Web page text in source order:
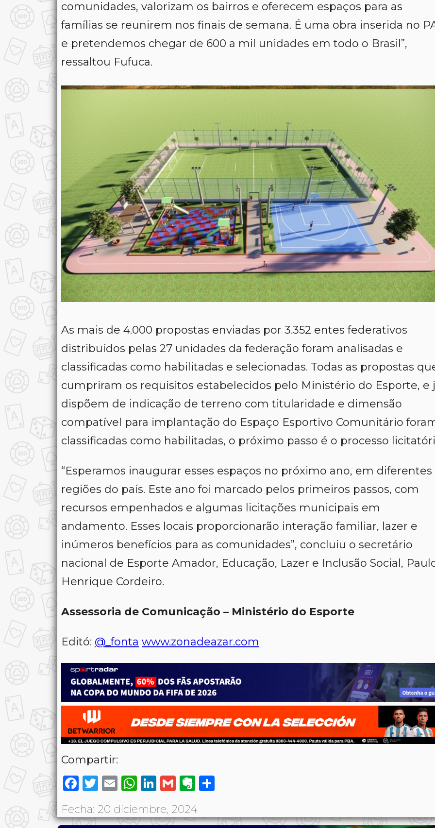
comunidades, valorizam os bairros e oferecem espaços para as
famílias se reunirem nos finais de semana. É uma obra inserida no
e pretendemos chegar de 600 a mil unidades em todo o Brasil”,
ressaltou Fufuca.
As mais de 4.000 propostas enviadas por 3.352 entes federativos
distribuídos pelas 27 unidades da federação foram analisadas e
classificadas como habilitadas e selecionadas. Todas as propostas
cumpriram os requisitos estabelecidos pelo Ministério do Esporte, e
dispõem de indicação de terreno com titularidade e dimensão
compatível para implantação do Espaço Esportivo Comunitário
classificadas como habilitadas, o próximo passo é o processo
“Esperamos inaugurar esses espaços no próximo ano, em diferentes
regiões do país. Este ano foi marcado pelos primeiros passos, com
recursos empenhados e algumas licitações municipais em
andamento. Esses locais proporcionarão interação familiar, lazer e
inúmeros benefícios para as comunidades”, concluiu o secretário
nacional de Esporte Amador, Educação, Lazer e Inclusão Social,
Henrique Cordeiro.
Assessoria de Comunicação – Ministério do Esporte
Editó: @_fonta www.zonadeazar.com
Compartir:
Facebook
Twitter
EmailWhatsApp
LinkedIn
GmailEvernote
Fecha: 20 diciembre, 2024